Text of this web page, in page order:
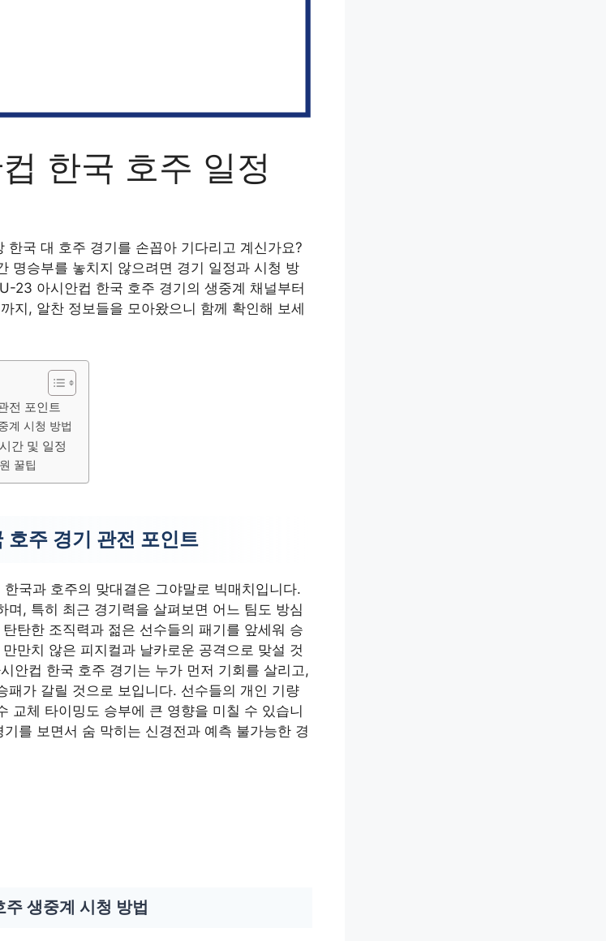
한국 호주 일정
국 대 호주 경기를 손꼽아 기다리고 계신가요?
명승부를 놓치지 않으려면 경기 일정과 시청 방
23 아시안컵 한국 호주 경기의 생중계 채널부터
지, 알찬 정보들을 모아왔으니 함께 확인해 보세
전 포인트
계 시청 방법
간 및 일정
꿀팁
주 경기 관전 포인트
국과 호주의 맞대결은 그야말로 빅매치입니다.
며, 특히 최근 경기력을 살펴보면 어느 팀도 방심
탄한 조직력과 젊은 선수들의 패기를 앞세워 승
만치 않은 피지컬과 날카로운 공격으로 맞설 것
안컵 한국 호주 경기는 누가 먼저 기회를 살리고,
패가 갈릴 것으로 보입니다. 선수들의 개인 기량
교체 타이밍도 승부에 큰 영향을 미칠 수 있습니
를 보면서 숨 막히는 신경전과 예측 불가능한 경
생중계 시청 방법